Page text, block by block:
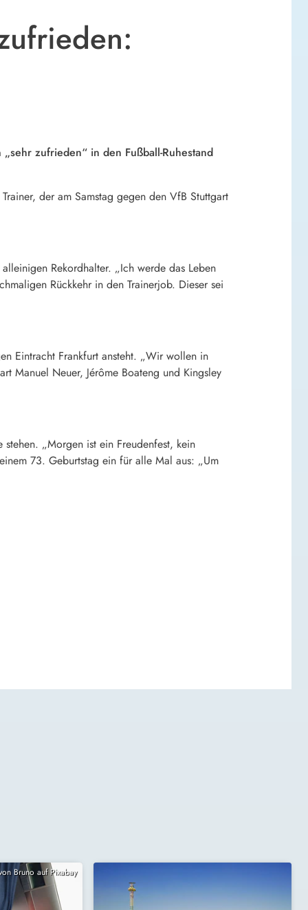
zufrieden“ in den Fußball-Ruhestand
der am Samstag gegen den VfB Stuttgart
Rekordhalter. „Ich werde das Leben
Rückkehr in den Trainerjob. Dieser sei
Eintracht Frankfurt ansteht. „Wir wollen in
Manuel Neuer, Jérôme Boateng und Kingsley
„Morgen ist ein Freudenfest, kein
73. Geburtstag ein für alle Mal aus: „Um
Bruno auf Pixabay